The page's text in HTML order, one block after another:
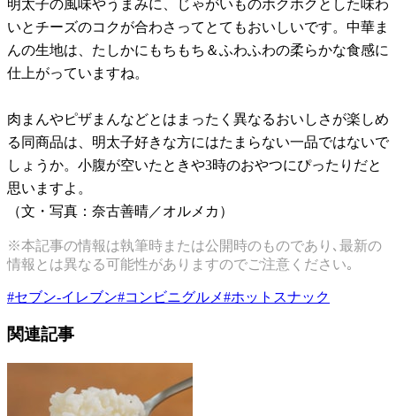
明太子の風味やうまみに、じゃがいものホクホクとした味わ
いとチーズのコクが合わさってとてもおいしいです。中華ま
んの生地は、たしかにもちもち＆ふわふわの柔らかな食感に
仕上がっていますね。
肉まんやピザまんなどとはまったく異なるおいしさが楽しめ
る同商品は、明太子好きな方にはたまらない一品ではないで
しょうか。小腹が空いたときや3時のおやつにぴったりだと
思いますよ。
（文・写真：奈古善晴／オルメカ）
※本記事の情報は執筆時または公開時のものであり､最新の
情報とは異なる可能性がありますのでご注意ください｡
#セブン-イレブン#コンビニグルメ#ホットスナック
関連記事